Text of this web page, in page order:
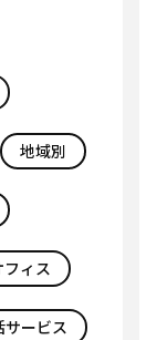
地域別
ィス
サービス